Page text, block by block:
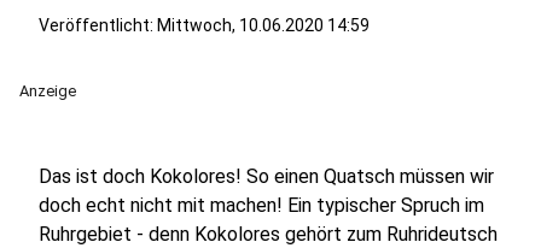
Veröffentlicht: Mittwoch, 10.06.2020 14:59
Anzeige
Das ist doch Kokolores! So einen Quatsch müssen wir
doch echt nicht mit machen! Ein typischer Spruch im
Ruhrgebiet - denn Kokolores gehört zum Ruhrideutsch